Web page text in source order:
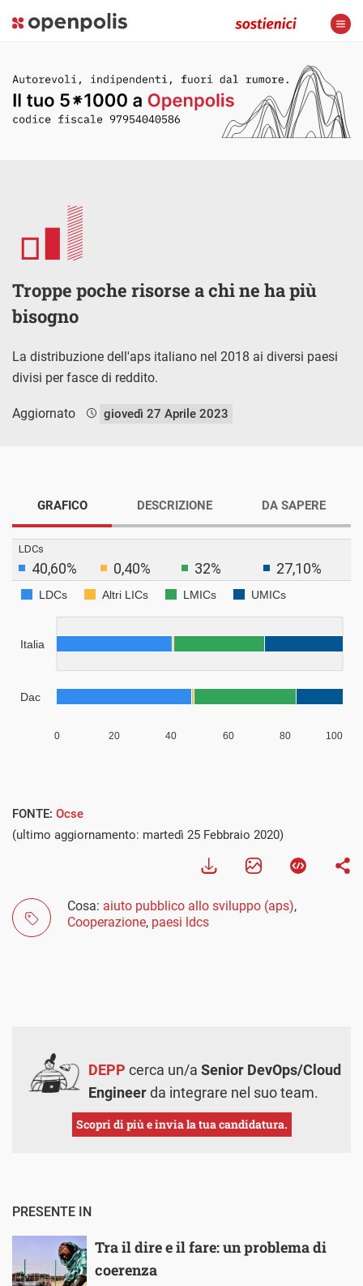
Troppe poche risorse a chi ne ha più
bisogno
La distribuzione dell'aps italiano nel 2018 ai diversi paesi
divisi per fasce di reddito.
Aggiornato giovedì 27 Aprile 2023
GRAFICO DESCRIZIONE DA SAPERE
FONTE: Ocse
(ultimo aggiornamento: martedì 25 Febbraio 2020)
Cosa: aiuto pubblico allo sviluppo (aps),
Cooperazione, paesi ldcs
DEPP cerca un/a Senior DevOps/Cloud
Engineerda integrare nel suo team.
Scopri di più e invia la tua candidatura.
PRESENTE IN
Tra il dire e il fare: un problema di
coerenza